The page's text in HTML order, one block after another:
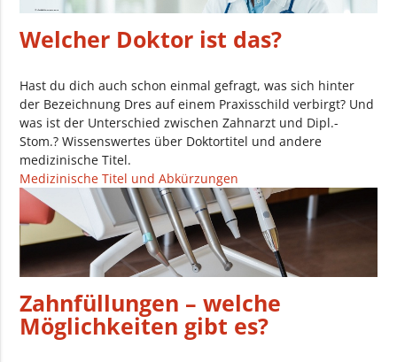
Welcher Doktor ist das?
Hast du dich auch schon einmal gefragt, was sich hinter
der Bezeichnung Dres auf einem Praxisschild verbirgt? Und
was ist der Unterschied zwischen Zahnarzt und Dipl.-
Stom.? Wissenswertes über Doktortitel und andere
medizinische Titel.
Medizinische Titel und Abkürzungen
Zahnfüllungen – welche
Möglichkeiten gibt es?